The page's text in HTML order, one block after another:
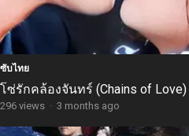
ซับไทย
โซ่รักคล้องจันทร์ (Chains of Love)
296 views · 3 months ago